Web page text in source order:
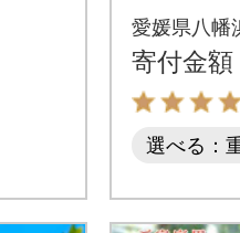
1-16】
愛媛県八幡
寄付金額
選べる：